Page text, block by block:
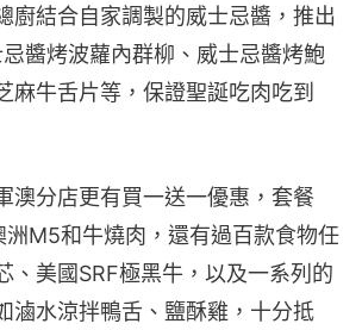
廚結合自家調製的威士忌醬，推出
醬烤波蘿內群柳、威士忌醬烤鮑
麻牛舌片等，保證聖誕吃肉吃到
澳分店更有買一送一優惠，套餐
洲M5和牛燒肉，還有過百款食物任
、美國SRF極黑牛，以及一系列的
滷水涼拌鴨舌、鹽酥雞，十分抵